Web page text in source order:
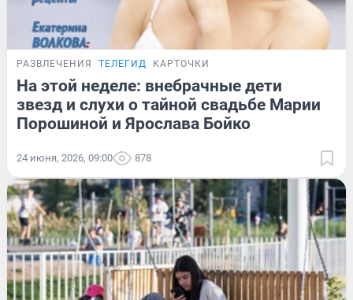
РАЗВЛЕЧЕНИЯ ТЕЛЕГИД КАРТОЧКИ
На этой неделе: внебрачные дети
звезд и слухи о тайной свадьбе Марии
Порошиной и Ярослава Бойко
24 июня, 2026, 09:00 878